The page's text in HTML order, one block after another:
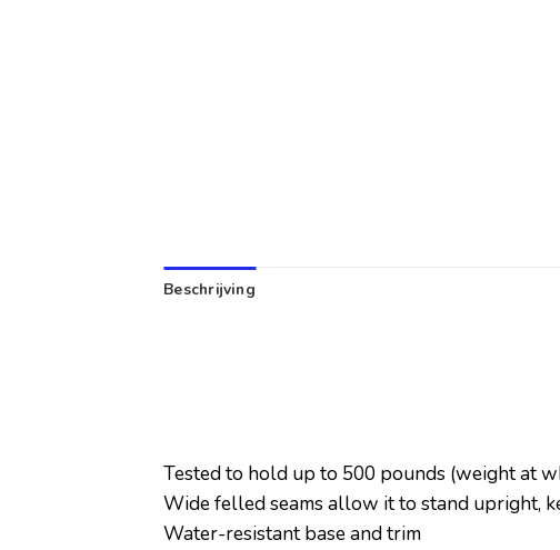
Beschrijving
Tested to hold up to 500 pounds (weight at
Wide felled seams allow it to stand upright,
Water-resistant base and trim